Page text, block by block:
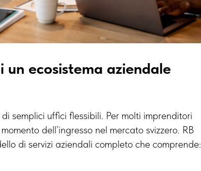
ecosistema aziendale
semplici uffici flessibili. Per molti imprenditori
dell’ingresso nel mercato svizzero. RB
di servizi aziendali completo che comprende: